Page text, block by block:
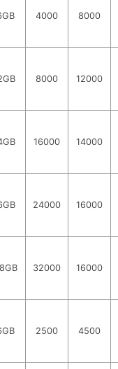
4000 8000
8000 12000
16000 14000
24000 16000
32000 16000
2500 4500